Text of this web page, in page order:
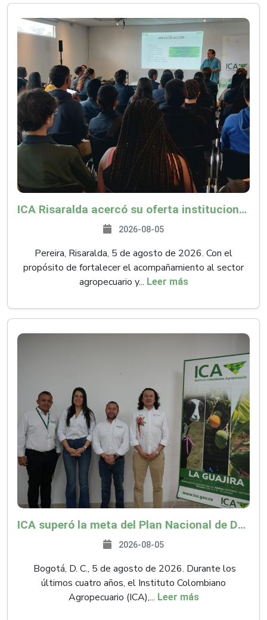
ICA Risaralda acercó su oferta institucional a productores y emprendedores en Expocamello
2026-08-05
Pereira, Risaralda, 5 de agosto de 2026. Con el
propósito de fortalecer el acompañamiento al sector
agropecuario y... Leer más
ICA superó la meta del Plan Nacional de Desarrollo y abrió 61 mercados internacionales
2026-08-05
Bogotá, D. C., 5 de agosto de 2026. Durante los
últimos cuatro años, el Instituto Colombiano
Agropecuario (ICA),... Leer más